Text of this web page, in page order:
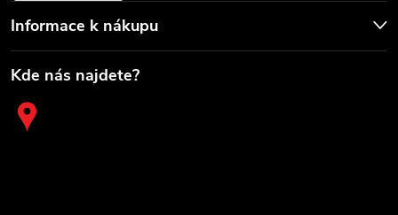
Informace k nákupu
Kde nás najdete?